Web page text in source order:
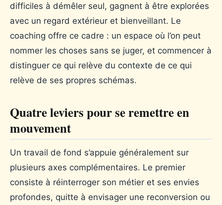
difficiles à démêler seul, gagnent à être explorées
avec un regard extérieur et bienveillant. Le
coaching offre ce cadre : un espace où l’on peut
nommer les choses sans se juger, et commencer à
distinguer ce qui relève du contexte de ce qui
relève de ses propres schémas.
Quatre leviers pour se remettre en
mouvement
Un travail de fond s’appuie généralement sur
plusieurs axes complémentaires. Le premier
consiste à réinterroger son métier et ses envies
profondes, quitte à envisager une reconversion ou